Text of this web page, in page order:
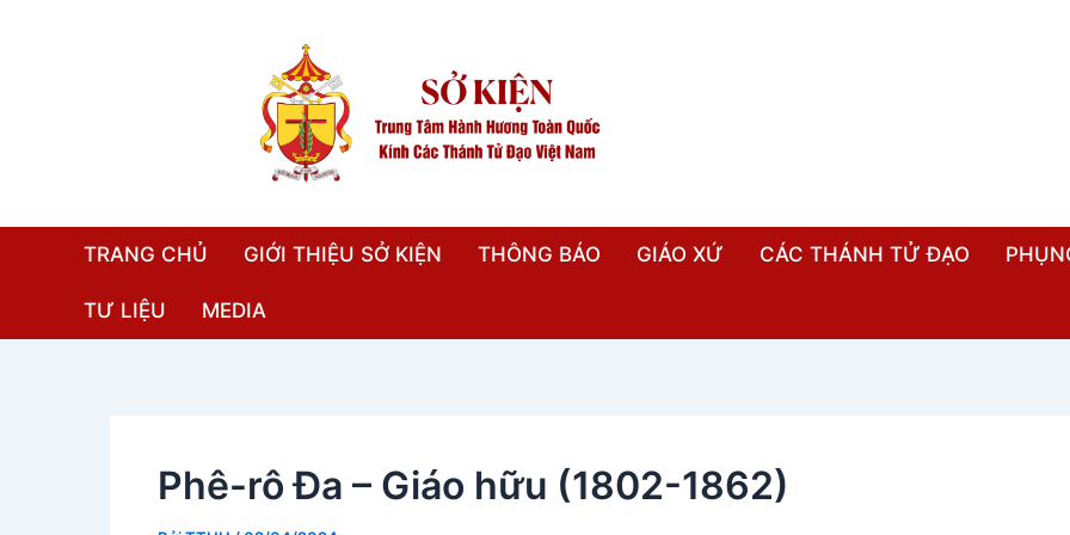
TRANG CHỦ GIỚI THIỆU SỞ KIỆN THÔNG BÁO GIÁO XỨ CÁC THÁNH TỬ ĐẠO
TƯ LIỆU MEDIA
Phê-rô Đa – Giáo hữu (1802-1862)